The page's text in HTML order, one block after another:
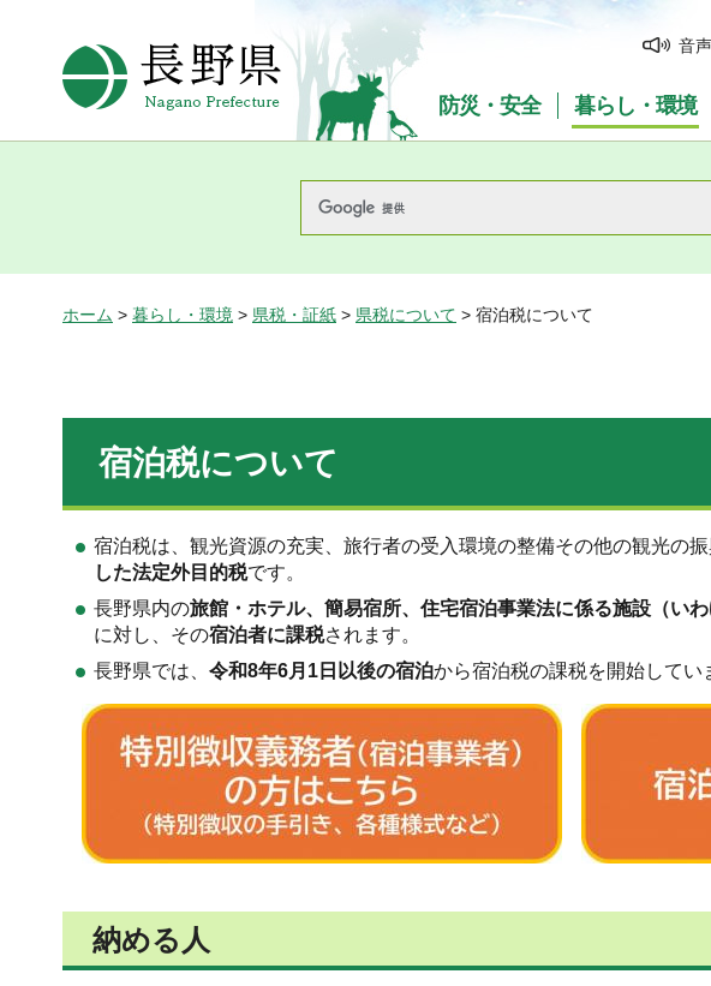
長野県Nagano Prefecture
音
防災・安全 暮らし・環境
ホーム > 暮らし・環境 > 県税・証紙 > 県税について > 宿泊税について
宿泊税について
宿泊税は、観光資源の充実、旅行者の受入環境の整備その他の観光の
した法定外目的税です。
長野県内の旅館・ホテル、簡易宿所、住宅宿泊事業法に係る施設（いわ
に対し、その宿泊者に課税されます。
長野県では、 令和8年6月1日以後の宿泊から宿泊税の課税を開始してい
納める人